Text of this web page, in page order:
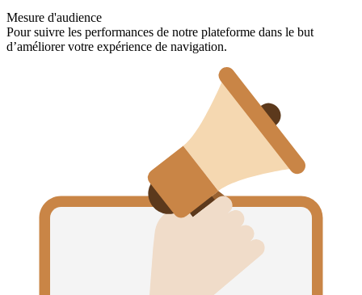
Mesure d'audience
Pour suivre les performances de notre plateforme dans le but
d’améliorer votre expérience de navigation.